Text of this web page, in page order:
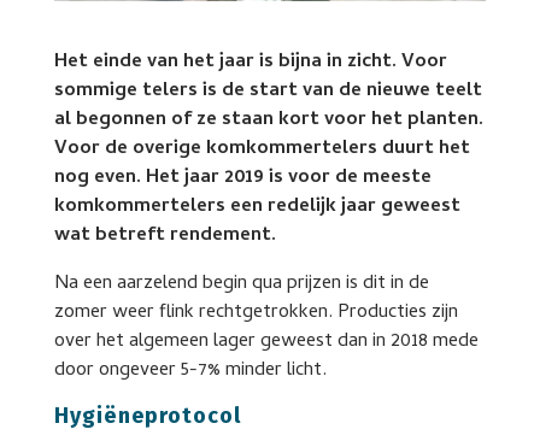
Het einde van het jaar is bijna in zicht. Voor
sommige telers is de start van de nieuwe teelt
al begonnen of ze staan kort voor het planten.
Voor de overige komkommertelers duurt het
nog even. Het jaar 2019 is voor de meeste
komkommertelers een redelijk jaar geweest
wat betreft rendement.
Na een aarzelend begin qua prijzen is dit in de
zomer weer flink rechtgetrokken. Producties zijn
over het algemeen lager geweest dan in 2018 mede
door ongeveer 5-7% minder licht.
Hygiëneprotocol